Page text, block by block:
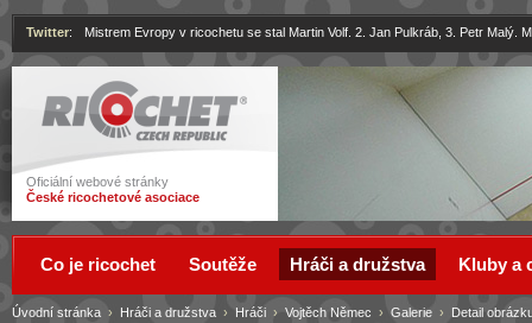
Ricochet
Oficiální webové stránky
České ricochetové asociace
Twitter: Mistrem Evropy v ricochetu se stal Martin Volf. 2. Jan Pulkráb, 3. Petr Malý.
Úvodní stránka › Hráči a družstva › Hráči › Vojtěch Němec › Galerie › Detail
Co je ricochet Soutěže Hráči a družstva Kluby a